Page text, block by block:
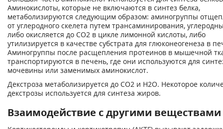
Аминокислоты, которые не включаются в синтез белка,
метаболизируются следующим образом: аминогруппы
от углеродного скелета путем трансаминирования,
либо окисляется до СО2 в цикле лимонной кислоты, либо
утилизируется в качестве субстрата для глюконеогенеза в
Аминогруппы после расщепления протеинов в мышечной
транспортируются в печень, где они используются для
мочевины или заменимых аминокислот.
Декстроза метаболизируется до СО2 и Н2О. Некоторое
декстрозы используется для синтеза жиров.
Взаимодействие с другими веществами